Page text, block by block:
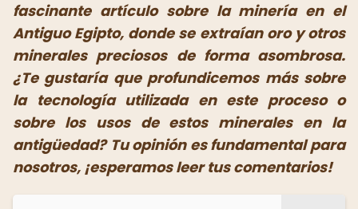
fascinante artículo sobre la minería en el
Antiguo Egipto, donde se extraían oro y otros
minerales preciosos de forma asombrosa.
¿Te gustaría que profundicemos más sobre
la tecnología utilizada en este proceso o
sobre los usos de estos minerales en la
antigüedad? Tu opinión es fundamental para
nosotros, ¡esperamos leer tus comentarios!